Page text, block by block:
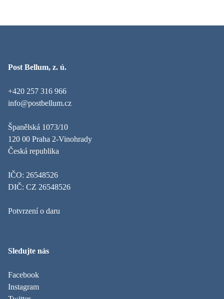
Post Bellum, z. ú.
+420 257 316 966
info@postbellum.cz
Španělská 1073/10
120 00 Praha 2-Vinohrady
Česká republika
IČO: 26548526
DIČ: CZ 26548526
Potvrzení o daru
Sledujte nás
Facebook
Instagram